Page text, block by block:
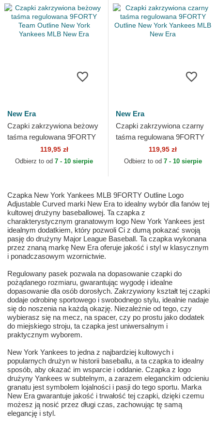
New Era
Czapki zakrzywiona beżowy
taśma regulowana 9FORTY
Team Outline New York
Yankees MLB New Era
119,95 zł
Odbierz to od 7 - 10 sierpie
New Era
Czapki zakrzywiona czarny
taśma regulowana 9FORTY
Outline New York Yankees
MLB New Era
119,95 zł
Odbierz to od 7 - 10 sierpie
Czapka New York Yankees MLB 9FORTY Outline Logo
Adjustable Curved marki New Era to idealny wybór dla fanów tej
kultowej drużyny baseballowej. Ta czapka z
charakterystycznym granatowym logo New York Yankees jest
idealnym dodatkiem, który pozwoli Ci z dumą pokazać swoją
pasję do drużyny Major League Baseball. Ta czapka wykonana
przez znaną markę New Era oferuje jakość i styl w klasycznym
i ponadczasowym wzornictwie.
Regulowany pasek pozwala na dopasowanie czapki do
pożądanego rozmiaru, gwarantując wygodę i idealne
dopasowanie dla osób dorosłych. Zakrzywiony kształt tej czapki
dodaje odrobinę sportowego i swobodnego stylu, idealnie nadaje
się do noszenia na każdą okazję. Niezależnie od tego, czy
wybierasz się na mecz, na spacer, czy po prostu jako dodatek
do miejskiego stroju, ta czapka jest uniwersalnym i
praktycznym wyborem.
New York Yankees to jedna z najbardziej kultowych i
popularnych drużyn w historii baseballu, a ta czapka to idealny
sposób, aby okazać im wsparcie i oddanie. Czapka z logo
drużyny Yankees w subtelnym, a zarazem eleganckim odcieniu
granatu jest symbolem lojalności i pasji do tego sportu. Marka
New Era gwarantuje jakość i trwałość tej czapki, dzięki czemu
możesz ją nosić przez długi czas, zachowując tę samą
elegancję i styl.